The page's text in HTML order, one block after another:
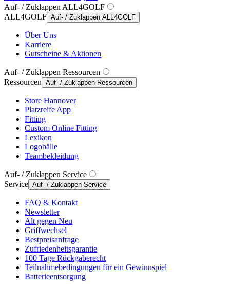
Auf- / Zuklappen ALL4GOLF
ALL4GOLF Auf- / Zuklappen ALL4GOLF
Über Uns
Karriere
Gutscheine & Aktionen
Auf- / Zuklappen Ressourcen
Ressourcen Auf- / Zuklappen Ressourcen
Store Hannover
Platzreife App
Fitting
Custom Online Fitting
Lexikon
Logobälle
Teambekleidung
Auf- / Zuklappen Service
Service Auf- / Zuklappen Service
FAQ & Kontakt
Newsletter
Alt gegen Neu
Griffwechsel
Bestpreisanfrage
Zufriedenheitsgarantie
100 Tage Rückgaberecht
Teilnahmebedingungen für ein Gewinnspiel
Batterieentsorgung